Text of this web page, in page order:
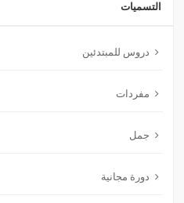
التسميات
دروس للمبتدئين
مفردات
جمل
دورة مجانية